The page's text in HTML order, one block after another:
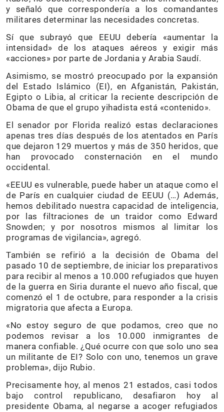
y señaló que correspondería a los comandantes
militares determinar las necesidades concretas.
Sí que subrayó que EEUU debería «aumentar la
intensidad» de los ataques aéreos y exigir más
«acciones» por parte de Jordania y Arabia Saudí.
Asimismo, se mostró preocupado por la expansión
del Estado Islámico (EI), en Afganistán, Pakistán,
Egipto o Libia, al criticar la reciente descripción de
Obama de que el grupo yihadista está «contenido».
El senador por Florida realizó estas declaraciones
apenas tres días después de los atentados en París
que dejaron 129 muertos y más de 350 heridos, que
han provocado consternación en el mundo
occidental.
«EEUU es vulnerable, puede haber un ataque como el
de París en cualquier ciudad de EEUU (…) Además,
hemos debilitado nuestra capacidad de inteligencia,
por las filtraciones de un traidor como Edward
Snowden; y por nosotros mismos al limitar los
programas de vigilancia», agregó.
También se refirió a la decisión de Obama del
pasado 10 de septiembre, de iniciar los preparativos
para recibir al menos a 10.000 refugiados que huyen
de la guerra en Siria durante el nuevo año fiscal, que
comenzó el 1 de octubre, para responder a la crisis
migratoria que afecta a Europa.
«No estoy seguro de que podamos, creo que no
podemos revisar a los 10.000 inmigrantes de
manera confiable. ¿Qué ocurre con que solo uno sea
un militante de EI? Solo con uno, tenemos un grave
problema», dijo Rubio.
Precisamente hoy, al menos 21 estados, casi todos
bajo control republicano, desafiaron hoy al
presidente Obama, al negarse a acoger refugiados